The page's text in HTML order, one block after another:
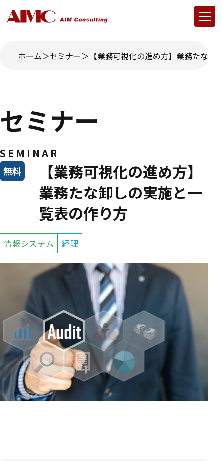
ホーム セミナー 【業務可視化の進め方】業務たな
セミナー
SEMINAR
【業務可視化の進め方】
業務たな卸しの実施と一
覧表の作り方
無料
情報システム 経理